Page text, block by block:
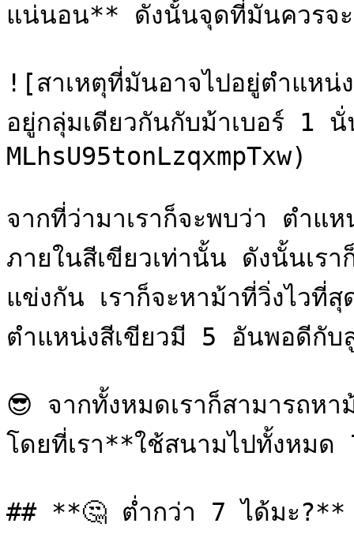
แน่นอน** ดังนั้นจุดที่มันควรจะ
![สาเหตุที่มันอาจไปอยู่ตำแห
อยู่กลุ่มเดียวกันกับม้าเบอร์
MLhsU95tonLzqxmpTxw)
จากที่ว่ามาเราก็จะพบว่า ตำแ
ภายในสีเขียวเท่านั้น ดังนั้นเรา
แข่งกัน เราก็จะหาม้าที่วิ่งไว
ตำแหน่งสีเขียวมี 5 อันพอดีกับลู
😎 จากทั้งหมดเราก็สามารถห
โดยที่เรา**ใช้สนามไปทั้งหม
## **🤔 ต่ำกว่า 7 ได้มะ?**